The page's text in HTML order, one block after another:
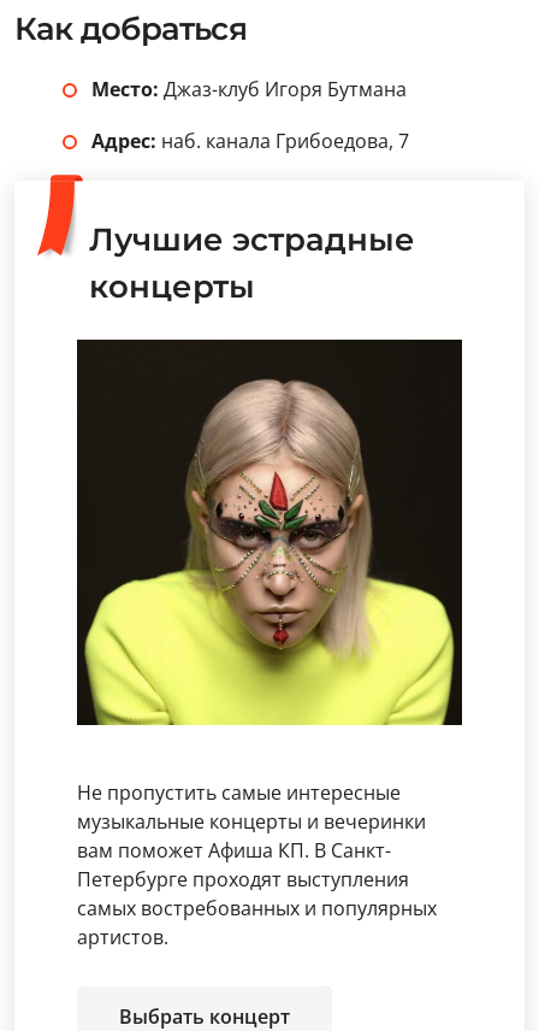
Как добраться
Место: Джаз-клуб Игоря Бутмана
Адрес: наб. канала Грибоедова, 7
Лучшие эстрадные
концерты
Не пропустить самые интересные
музыкальные концерты и вечеринки
вам поможет Афиша КП. В Санкт-
Петербурге проходят выступления
самых востребованных и популярных
артистов.
Выбрать концерт